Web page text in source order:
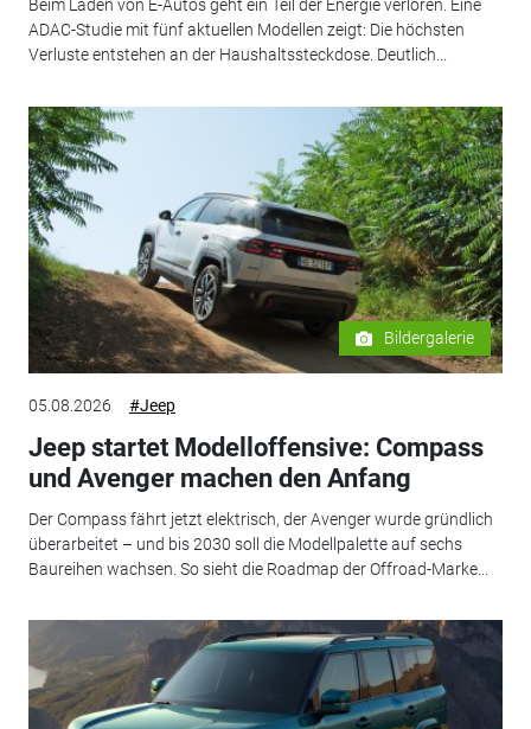
Beim Laden von E-Autos geht ein Teil der Energie verloren. Eine
ADAC-Studie mit fünf aktuellen Modellen zeigt: Die höchsten
Verluste entstehen an der Haushaltssteckdose. Deutlich...
Bildergalerie
05.08.2026 #Jeep
Jeep startet Modelloffensive: Compass
und Avenger machen den Anfang
Der Compass fährt jetzt elektrisch, der Avenger wurde gründlich
überarbeitet – und bis 2030 soll die Modellpalette auf sechs
Baureihen wachsen. So sieht die Roadmap der Offroad-Marke...